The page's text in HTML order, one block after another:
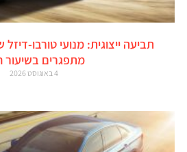
תביעה ייצוגית: מנועי טורבו-דיזל
מתפגרים בשיעור
4 באוגוסט 2026